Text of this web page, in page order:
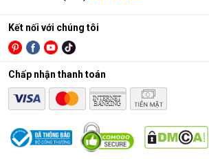
Kết nối với chúng tôi
Chấp nhận thanh toán